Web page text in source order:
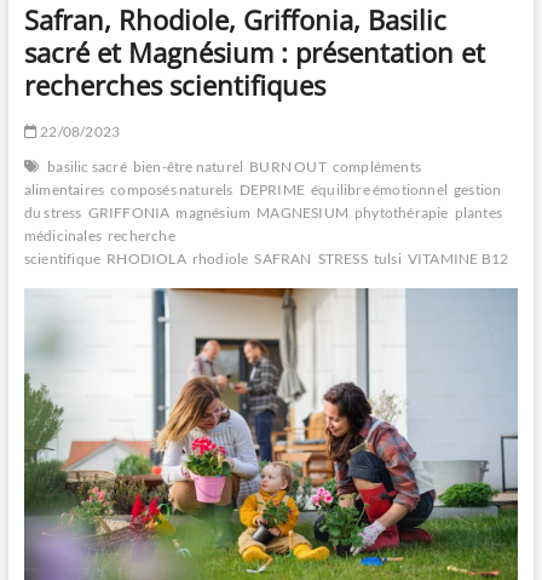
Safran, Rhodiole, Griffonia, Basilic
sacré et Magnésium : présentation et
recherches scientifiques
22/08/2023
basilic sacré bien-être naturel BURN OUT compléments
alimentaires composés naturels DEPRIME équilibre émotionnel gestion
du stress GRIFFONIA magnésium MAGNESIUM phytothérapie plantes
médicinales recherche
scientifique RHODIOLA rhodiole SAFRAN STRESS tulsi VITAMINE B12